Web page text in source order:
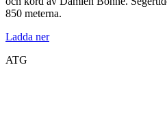
850 meterna.
Ladda ner
ATG